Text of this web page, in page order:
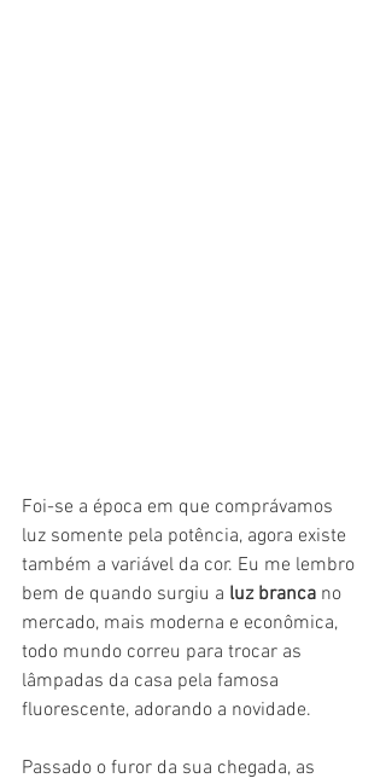
Foi-se a época em que comprávamos
luz somente pela potência, agora existe
também a variável da cor. Eu me lembro
bem de quando surgiu a luz branca no
mercado, mais moderna e econômica,
todo mundo correu para trocar as
lâmpadas da casa pela famosa
fluorescente, adorando a novidade.
Passado o furor da sua chegada, as